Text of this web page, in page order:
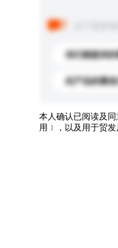
以下是其
你们能提供
此产品的最低
本人确认已阅读及同
用﹞，以及用于贸